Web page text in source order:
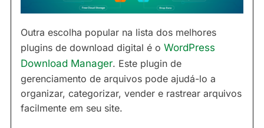
Outra escolha popular na lista dos melhores
plugins de download digital é o WordPress
Download Manager. Este plugin de
gerenciamento de arquivos pode ajudá-lo a
organizar, categorizar, vender e rastrear arquivos
facilmente em seu site.